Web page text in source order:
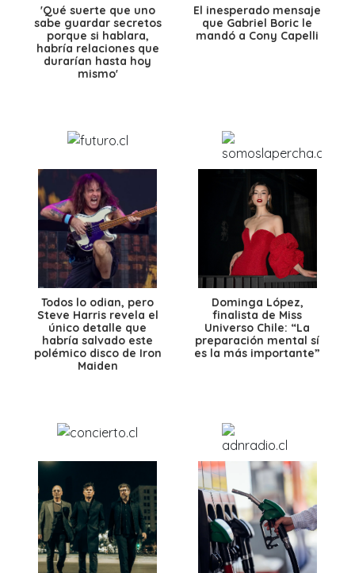
'Qué suerte que uno
sabe guardar secretos
porque si hablara,
habría relaciones que
durarían hasta hoy
mismo'
El inesperado mensaje
que Gabriel Boric le
mandó a Cony Capelli
Todos lo odian, pero
Steve Harris revela el
único detalle que
habría salvado este
polémico disco de Iron
Maiden
Dominga López,
finalista de Miss
Universo Chile: “La
preparación mental sí
es la más importante”